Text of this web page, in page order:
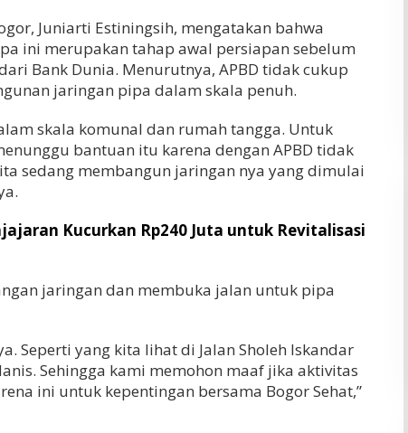
Juniarti Estiningsih, mengatakan bahwa
ini merupakan tahap awal persiapan sebelum
Bank Dunia. Menurutnya, APBD tidak cukup
jaringan pipa dalam skala penuh.
skala komunal dan rumah tangga. Untuk
bantuan itu karena dengan APBD tidak
sedang membangun jaringan nya yang dimulai
Kucurkan Rp240 Juta untuk Revitalisasi
jaringan dan membuka jalan untuk pipa
Seperti yang kita lihat di Jalan Sholeh Iskandar
Sehingga kami memohon maaf jika aktivitas
ini untuk kepentingan bersama Bogor Sehat,”
Erick Thohir Minta Timnas
Indonesia Bangkit, Wajib Raih Poin